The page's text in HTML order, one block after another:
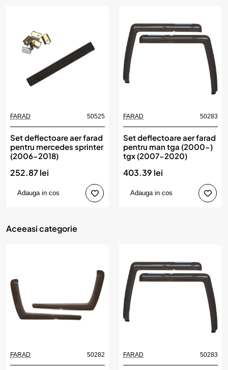
FARAD 50525
Set deflectoare aer farad
pentru mercedes sprinter
(2006-2018)
252.87 lei
Adauga in cos
FARAD 50283
Set deflectoare aer farad
pentru man tga (2000-)
tgx (2007-2020)
403.39 lei
Adauga in cos
Aceeasi categorie
FARAD 50282 FARAD 50283